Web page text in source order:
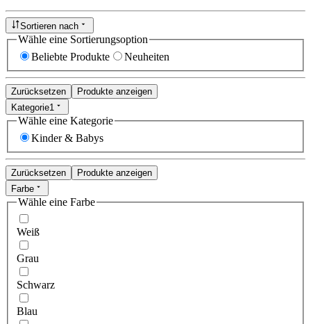
Sortieren nach
Wähle eine Sortierungsoption
Beliebte Produkte
Neuheiten
Zurücksetzen
Produkte anzeigen
Kategorie1
Wähle eine Kategorie
Kinder & Babys
Zurücksetzen
Produkte anzeigen
Farbe
Wähle eine Farbe
Weiß
Grau
Schwarz
Blau